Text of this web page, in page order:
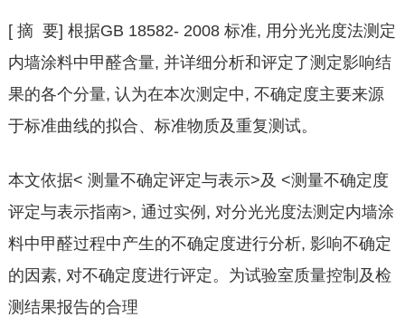
[ 摘 要] 根据GB 18582- 2008 标准, 用分光光度法测定
内墙涂料中甲醛含量, 并详细分析和评定了测定影响结
果的各个分量, 认为在本次测定中, 不确定度主要来源
于标准曲线的拟合、标准物质及重复测试。
本文依据< 测量不确定评定与表示>及 <测量不确定度
评定与表示指南>, 通过实例, 对分光光度法测定内墙涂
料中甲醛过程中产生的不确定度进行分析, 影响不确定
的因素, 对不确定度进行评定。为试验室质量控制及检
测结果报告的合理